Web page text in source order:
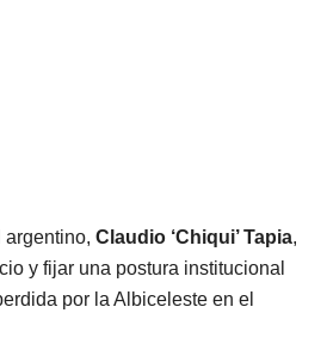
argentino, Claudio ‘Chiqui’ Tapia,
y fijar una postura institucional
por la Albiceleste en el